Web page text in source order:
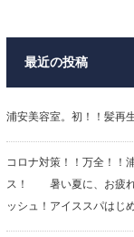
最近の投稿
浦安美容室。初！！髪再
コロナ対策！！万全！！
ス！ 暑い夏に、お疲
ッシュ！アイススパはじ